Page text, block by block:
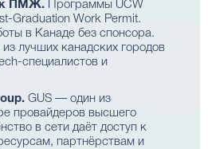
к ПМЖ. Программы UCW
Graduation Work Permit.
в Канаде без спонсора.
лучших канадских городов
специалистов и
GUS — один из
провайдеров высшего
в сети даёт доступ к
партнёрствам и